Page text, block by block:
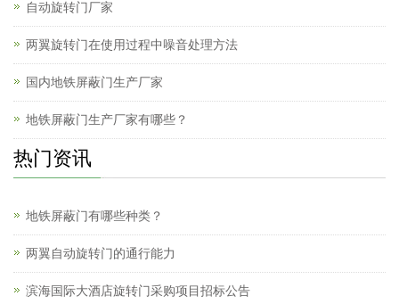
自动旋转门厂家
两翼旋转门在使用过程中噪音处理方法
国内地铁屏蔽门生产厂家
地铁屏蔽门生产厂家有哪些？
热门资讯
地铁屏蔽门有哪些种类？
两翼自动旋转门的通行能力
滨海国际大酒店旋转门采购项目招标公告